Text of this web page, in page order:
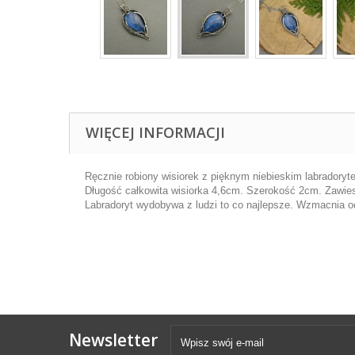
WIĘCEJ INFORMACJI
Ręcznie robiony wisiorek z pięknym niebieskim
Długość całkowita wisiorka 4,6cm. Szerokość 2cm.
Labradoryt wydobywa z ludzi to co najlepsze. Wzmacnia
Newsletter